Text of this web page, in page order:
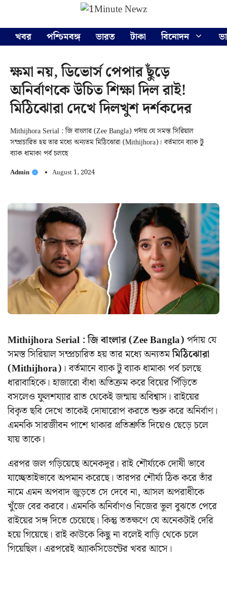
content
খবর
পশ্চিমবঙ্গ ভারত টাকা বিনোদন
ক্ষমা নয়, ডিভোর্স পেপার ছুঁড়ে
অনির্বাণকে উচিত শিক্ষা দিল রাই!
মিঠিঝোরা দেখে দিলখুশ দর্শকদের
Mithijhora Serial : জি বাংলার (Zee Bangla) পর্দায় যে সমস্ত সিরিয়াল
সম্প্রচারিত হয় তার মধ্যে অন্যতম মিঠিঝোরা (Mithijhora)। বর্তমানে ব্যাক টু
ব্যাক ধামাকা পর্ব চলছে
Admin August 1, 2024
Mithijhora Serial :জি বাংলার (Zee Bangla)পর্দায় যে
সমস্ত সিরিয়াল সম্প্রচারিত হয় তার মধ্যে অন্যতমমিঠিঝোরা
(Mithijhora) । বর্তমানে ব্যাক টু ব্যাক ধামাকা পর্ব চলছে
ধারাবাহিকে। হাজারো বাঁধা অতিক্রম করে বিয়ের পিঁড়িতে
বসলেও ফুলশয্যার রাত থেকেই জন্মায় অবিশ্বাস। রাইয়ের
বিকৃত ছবি দেখে তাকেই দোষারোপ করতে শুরু করে অনির্বাণ।
এমনকি সারজীবন পাশে থাকার প্রতিশ্রুতি দিয়েও ছেড়ে চলে
যায় তাকে।
এরপর জল গড়িয়েছে অনেকদূর। রাই শৌর্য্যকে দোষী ভাবে
যাচ্ছেতাইভাবে অপমান করেছে। তারপর শৌর্য্য ঠিক করে তাঁর
নামে এমন অপবাদ জুড়তে সে দেবে না, আসল অপরাধীকে
খুঁজে বের করবে। এমনকি অনির্বাণও নিজের ভুল বুঝতে পেরে
রাইয়ের সঙ্গ দিতে চেয়েছে। কিন্তু ততক্ষণে যে অনেকটাই দেরি
হয়ে গিয়েছে। রাই কাউকে কিছু না বলেই বাড়ি থেকে চলে
গিয়েছিল। এরপরেই অ্যাকসিডেন্টের খবর আসে।